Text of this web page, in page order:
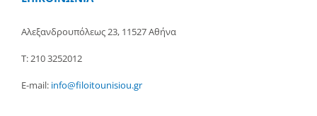
Αλεξανδρουπόλεως 23, 11527 Αθήνα
Τ: 210 3252012
E-mail: info@filoitounisiou.gr